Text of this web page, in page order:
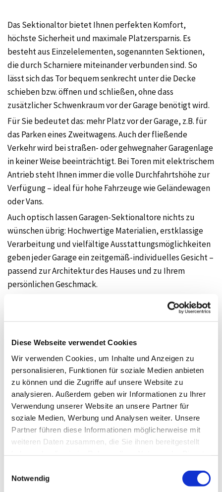
Diese Webseite verwendet Cookies
Wir verwenden Cookies, um Inhalte und Anzeigen zu
personalisieren, Funktionen für soziale Medien anbieten
zu können und die Zugriffe auf unsere Website zu
analysieren. Außerdem geben wir Informationen zu Ihrer
Verwendung unserer Website an unsere Partner für
soziale Medien, Werbung und Analysen weiter. Unsere
Partner führen diese Informationen möglicherweise mit
weiteren Daten zusammen, die Sie ihnen bereitgestellt
Notwendig
Das Sektionaltor bietet Ihnen perfekten Komfort,
höchste Sicherheit und maximale Platzersparnis. Es
besteht aus Einzelelementen, sogenannten Sektionen,
die durch Scharniere miteinander verbunden sind. So
lässt sich das Tor bequem senkrecht unter die Decke
schieben bzw. öffnen und schließen, ohne dass
zusätzlicher Schwenkraum vor der Garage benötigt wird.
Für Sie bedeutet das: mehr Platz vor der Garage, z.B. für
das Parken eines Zweitwagens. Auch der fließende
Verkehr wird bei straßen- oder gehwegnaher Garagenlage
in keiner Weise beeinträchtigt. Bei Toren mit elektrischem
Antrieb steht Ihnen immer die volle Durchfahrtshöhe zur
Verfügung – ideal für hohe Fahrzeuge wie Geländewagen
oder Vans.
Auch optisch lassen Garagen-Sektionaltore nichts zu
wünschen übrig: Hochwertige Materialien, erstklassige
Verarbeitung und vielfältige Ausstattungsmöglichkeiten
geben jeder Garage ein zeitgemäß-individuelles Gesicht –
passend zur Architektur des Hauses und zu Ihrem
persönlichen Geschmack.
Garagentore für jeden Bedarf
Haben Sie Fragen zu unseren Angeboten oder ein anderes
Anliegen?
Wir beraten Sie gerne individuell und kompetent.
Sprechen Sie uns an – wir sind für Sie da!
02421 93580